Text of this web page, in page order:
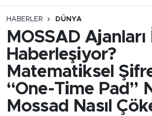
HABERLER DÜNYA
MOSSAD Ajanları
Haberleşiyor?
Matematiksel
“One-Time Pad”
Mossad Nasıl
MEDYA
FİNANS
DÜNYA
Trafik Durumu
Süper Lig Puan Durumu ve
Tüm Manşetler